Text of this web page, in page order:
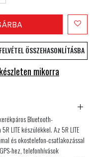
FELVÉTEL ÖSSZEHASONLÍTÁSBA
mikorra
Bluetooth-
LITE készülékkel. Az 5R LITE
és okostelefon-csatlakozással
hez, telefonhívások